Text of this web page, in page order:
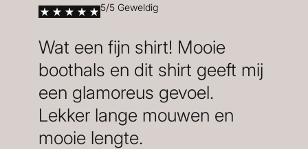
5/5 Geweldig
Wat een fijn shirt! Mooie
boothals en dit shirt geeft mij
een glamoreus gevoel.
Lekker lange mouwen en
mooie lengte.